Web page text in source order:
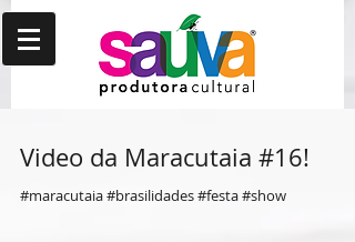
Video da Maracutaia #16!
#maracutaia #brasilidades #festa #show